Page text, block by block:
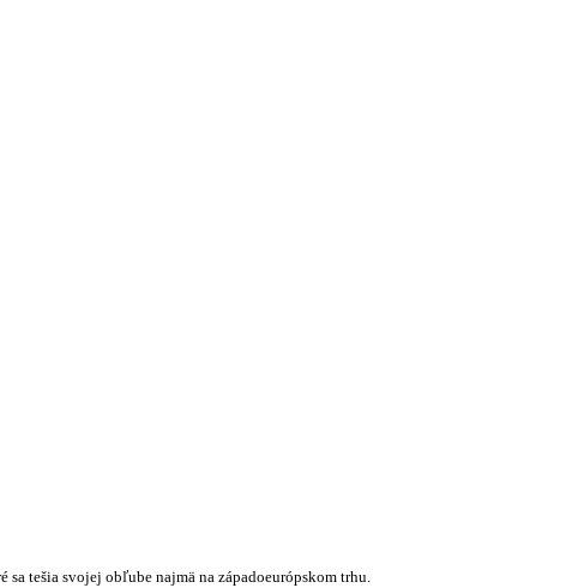
tešia svojej obľube najmä na západoeurópskom trhu.